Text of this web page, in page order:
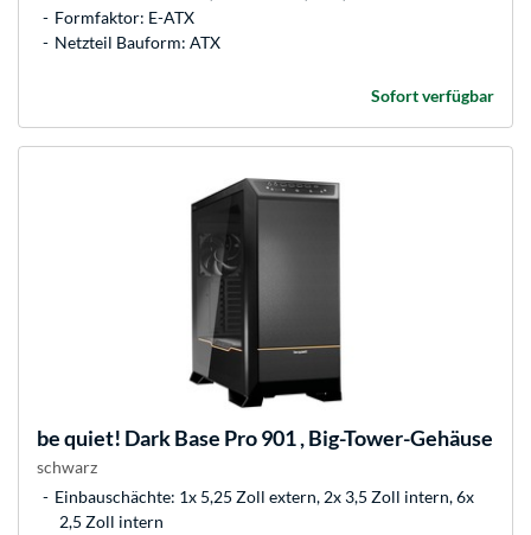
Formfaktor: E-ATX
Netzteil Bauform: ATX
Sofort verfügbar
be quiet! Dark Base Pro 901 , Big-Tower-Gehäuse
schwarz
Einbauschächte: 1x 5,25 Zoll extern, 2x 3,5 Zoll intern, 6x
2,5 Zoll intern